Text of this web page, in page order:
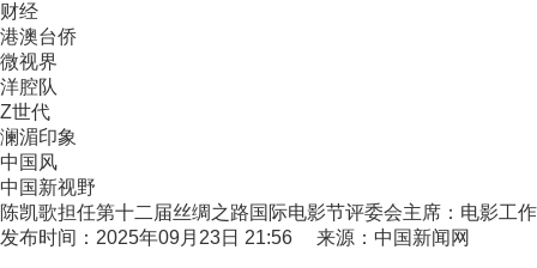
财经
港澳台侨
微视界
洋腔队
Z世代
澜湄印象
中国风
中国新视野
陈凯歌担任第十二届丝绸之路国际电影节评委会主席：电影工
发布时间：2025年09月23日 21:56 来源：中国新闻网